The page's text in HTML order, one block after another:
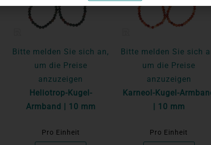
Bitte melden Sie sich an,
um die Preise
anzuzeigen
Heliotrop-Kugel-
Armband | 10 mm
Pro Einheit
Bitte melden Sie sich
um die Preise
anzuzeigen
Karneol-Kugel-
| 10 mm
Pro Einheit